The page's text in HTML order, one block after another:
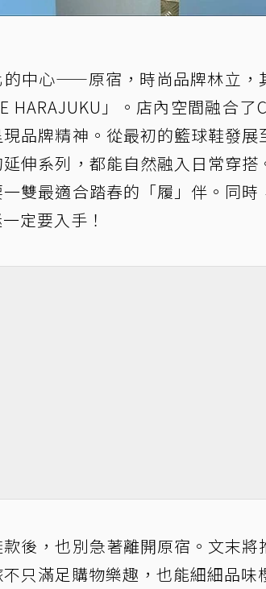
中心——原宿，時尚品牌林立，
HARAJUKU」。店內空間融合
品牌精神。從最初的籃球鞋發
伸系列，都能自然融入日常穿
雙最適合踏春的「履」伴。同
定要入手！
後，也別急著離開原宿。文末
只滿足購物樂趣，也能細細品味